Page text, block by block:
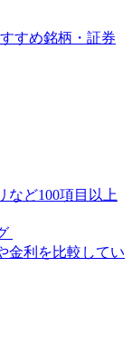
すめ銘柄・証券
など100項目以上
金利を比較してい